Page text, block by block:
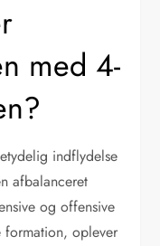
med 4-
indflydelse
afbalanceret
og offensive
formation, oplever